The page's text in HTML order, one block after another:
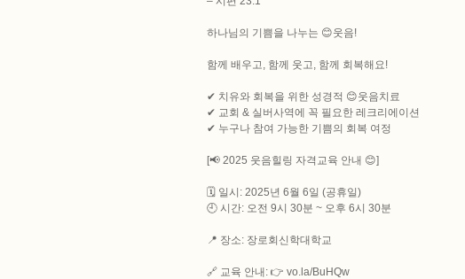
하나님의 기쁨을 나누는 😊웃음!
함께 배우고, 함께 웃고, 함께 회복해요!
✔ 치유와 회복을 위한 성경적 😊웃음치료
✔ 교회 & 실버사역에 꼭 필요한 레크리에이션
✔ 누구나 참여 가능한 기쁨의 회복 여정
[📢 2025 웃음힐링 자격교육 안내 😊]
🗓 일시: 2025년 6월 6일 (공휴일)
🕘 시간: 오전 9시 30분 ~ 오후 6시 30분
📍 장소: 장로회신학대학교
🔗 교육 안내: 👉 vo.la/BuHQw